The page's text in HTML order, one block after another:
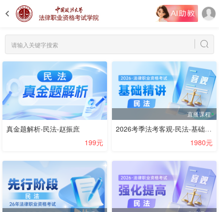
真金题解析-民法-赵振庶
199元
直播课程
2026考季法考客观-民法-基础精讲阶段-刘家安
1980元